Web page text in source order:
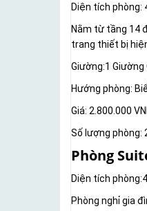
Diện tích phòng:
Nằm từ tầng 14
trang thiết bị
Giường:1 Giường
Hướng phòng:
Giá: 2.800.000
Số lượng phòng:
Phòng
Diện tích
Phòng nghỉ gia